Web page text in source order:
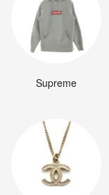
Supreme